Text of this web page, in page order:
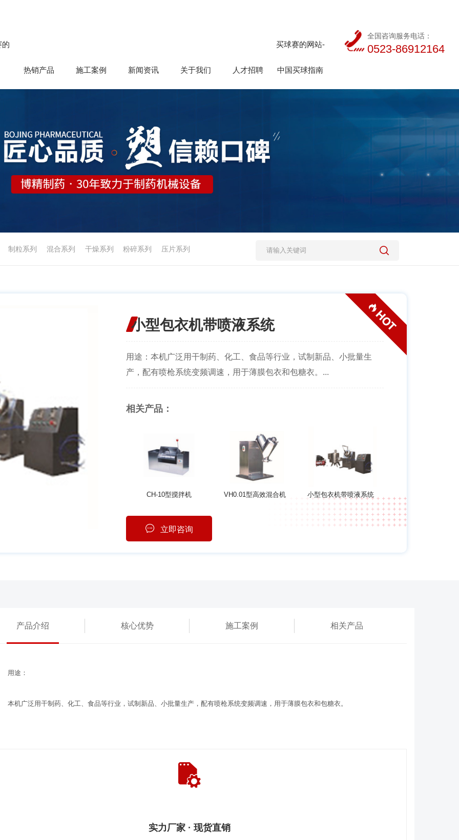
的
热销产品 施工案例 新闻资讯 关于我们 人才招聘
买球赛的网站-
中国买球指南
全国咨询服务电话：
0523-86912164
制粒系列 混合系列 干燥系列 粉碎系列 压片系列
小型包衣机带喷液系统
用途：本机广泛用干制药、化工、食品等行业，试制新品、小批量生
产，配有喷枪系统变频调速，用于薄膜包衣和包糖衣。...
相关产品：
CH-10型搅拌机 VH0.01型高效混合机 小型包衣机带喷液系统
立即咨询
产品介绍 核心优势 施工案例 相关产品
用途：
本机广泛用干制药、化工、食品等行业，试制新品、小批量生产，配有喷枪系统变频调速，用于薄膜包衣和包糖衣。
实力厂家 · 现货直销